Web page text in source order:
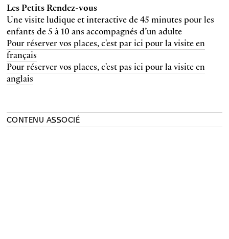
Les Petits Rendez-vous
Une visite ludique et interactive de 45 minutes pour les
enfants de 5 à 10 ans accompagnés d’un adulte
Pour réserver vos places, c'est par ici pour la visite en
français
Pour réserver vos places, c'est pas ici pour la visite en
anglais
CONTENU ASSOCIÉ